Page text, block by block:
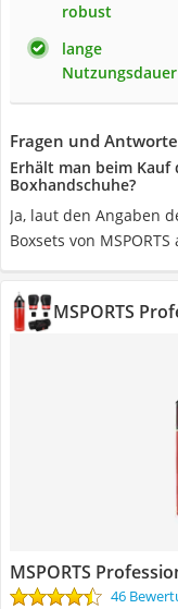
robust
lange
Nutzungsdauer
Fragen und
Erhält man beim Kauf
Boxhandschuhe?
Ja, laut den Angaben
Boxsets von
MSPORTS
MSPORTS
46